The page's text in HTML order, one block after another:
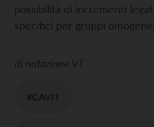
possibilità di incrementi
specifici per gruppi
di redazione VT
#CAVIT